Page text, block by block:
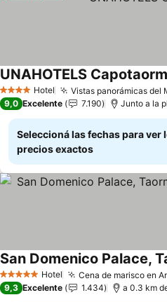
4 EstrellasHotel Vistas panorámicas del
UNAHOTELS
9,0 Excelente 7.190 Junto a la
Seleccioná las fechas para ver
precios exactos
5 Estrellas Hotel Cena de marisco en
9,3 Excelente 1.434 a 0.3 km